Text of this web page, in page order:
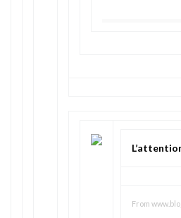
From